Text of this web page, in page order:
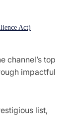
Act)
cybersecurity,
to its
channel’s top
impactful
list,